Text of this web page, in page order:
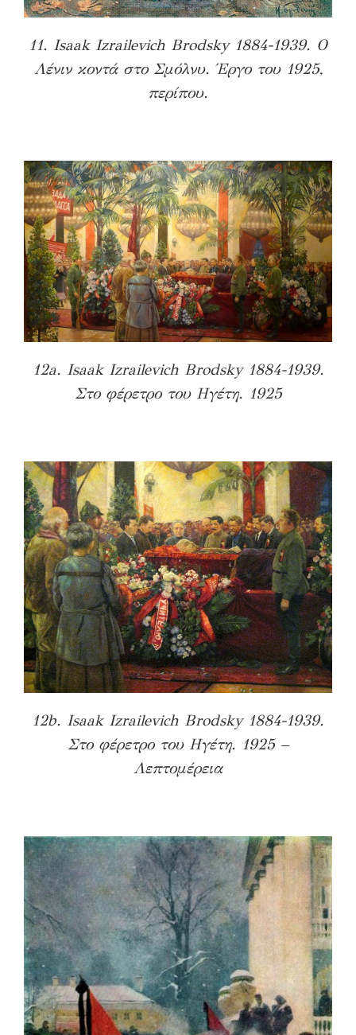
11. Isaak Izrailevich Brodsky 1884-1939. Ο
Λένιν κοντά στο Σμόλνυ. Έργο του 1925,
περίπου.
12a. Isaak Izrailevich Brodsky 1884-1939.
Στο φέρετρο του Ηγέτη. 1925
12b. Isaak Izrailevich Brodsky 1884-1939.
Στο φέρετρο του Ηγέτη. 1925 –
Λεπτομέρεια